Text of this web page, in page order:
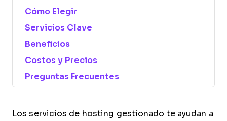
Cómo Elegir
Servicios Clave
Beneficios
Costos y Precios
Preguntas Frecuentes
Los servicios de hosting gestionado te ayudan a